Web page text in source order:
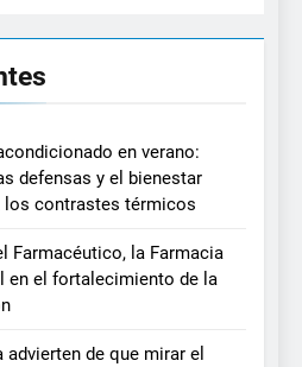
en verano:
defensas y el bienestar
los contrastes térmicos
Farmacéutico, la Farmacia
en el fortalecimiento de la
advierten de que mirar el